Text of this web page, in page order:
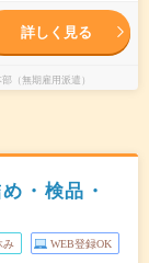
詳しく見る
（無期雇用派遣）
・検品・
み WEB登録OK